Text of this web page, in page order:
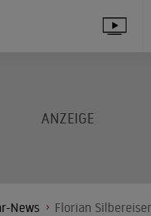
News Florian